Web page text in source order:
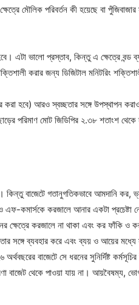
মৌলিক পরিবর্তন কী হয়েছে বা
এটা ভালো প্রস্তাব, কিন্তু এ ক্ষেত্রে বন্ড
করার জন্য ডিজিটাল মনিটরিং
করা হবে) আরও স্বচ্ছতার সঙ্গে উপস্থাপন
পরিমাণ মোট জিডিপির ২.৩৮ শতাংশ থেকে
বাজেটে গতানুগতিকভাবে আমদানি কর,
কমার্সকে করজালে আনার একটা প্রচেষ্টা
ক্ষেত্রে করজালে না থাকা এবং কর ফাঁকি ও
ব্যবহার করে এবং ব্যয় ও আয়ের মধ্যে
বাজেটে সে ধরনের সুনির্দিষ্ট
বাজেট থেকে পাওয়া যায় না। আয়বৈষম্য,